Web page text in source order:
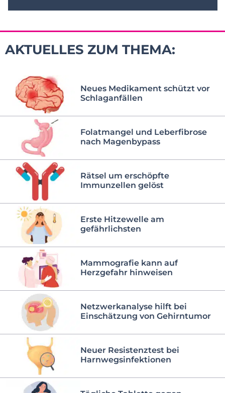
AKTUELLES ZUM THEMA:
Neues Medikament schützt vor
Schlaganfällen
Folatmangel und Leberfibrose
nach Magenbypass
Rätsel um erschöpfte
Immunzellen gelöst
Erste Hitzewelle am
gefährlichsten
Mammografie kann auf
Herzgefahr hinweisen
Netzwerkanalyse hilft bei
Einschätzung von Gehirntumor
Neuer Resistenztest bei
Harnwegsinfektionen